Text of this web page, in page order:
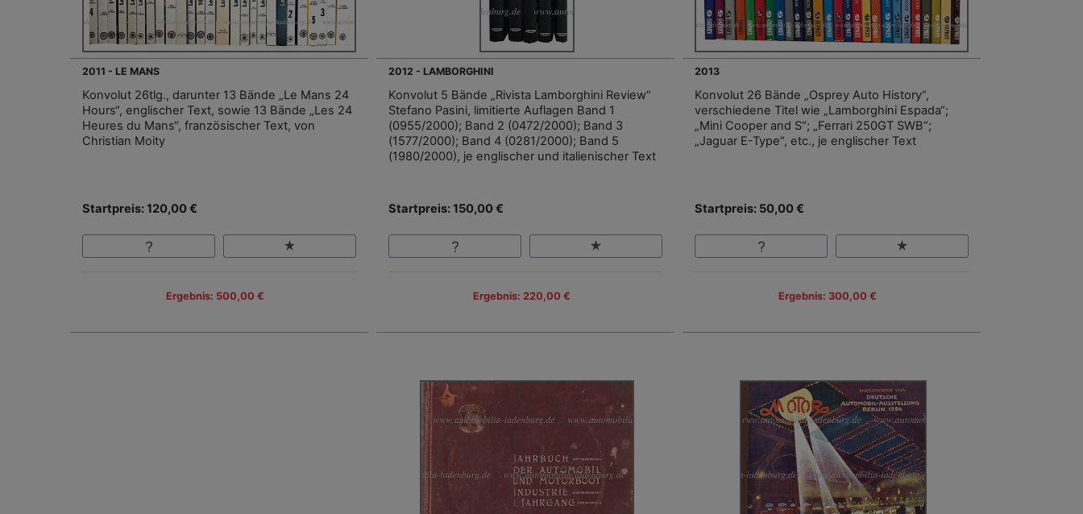
2011 - LE MANS
Konvolut 26tlg., darunter 13 Bände „Le Mans 24
Hours“, englischer Text, sowie 13 Bände „Les 24
Heures du Mans“, französischer Text, von
Christian Moity
Startpreis: 120,00 €
Ergebnis: 500,00 €
2012 - LAMBORGHINI
Konvolut 5 Bände „Rivista Lamborghini Review“
Stefano Pasini, limitierte Auflagen Band 1
(0955/2000); Band 2 (0472/2000); Band 3
(1577/2000); Band 4 (0281/2000); Band 5
(1980/2000), je englischer und italienischer Text
Startpreis: 150,00 €
Ergebnis: 220,00 €
2013
Konvolut 26 Bände „Osprey Auto History“,
verschiedene Titel wie „Lamborghini Espada“;
„Mini Cooper and S“; „Ferrari 250GT SWB“;
„Jaguar E-Type“, etc., je englischer Text
Startpreis: 50,00 €
Ergebnis: 300,00 €